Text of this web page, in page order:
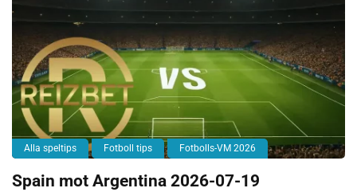
Alla speltips Fotboll tips Fotbolls-VM 2026
Spain mot Argentina 2026-07-19